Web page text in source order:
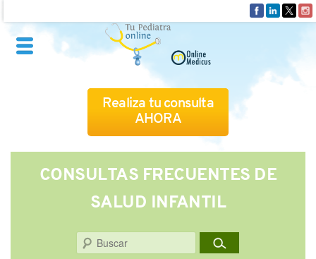
Realiza tu consulta
AHORA
QUIÉNES SOMOS
CÓMO FUNCIONA
CUADRO MÉDICO
CONSULTAS FRECUENTES DE
SALUD INFANTIL